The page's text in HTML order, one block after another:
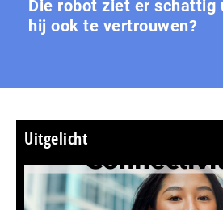
Die robot ziet er schattig
hij ook te vertrouwen?
Uitgelicht